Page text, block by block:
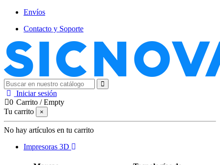
Envíos
Contacto y Soporte
Iniciar sesión
0 Carrito /Empty
Tu carrito
×
No hay artículos en tu carrito
Impresoras 3D